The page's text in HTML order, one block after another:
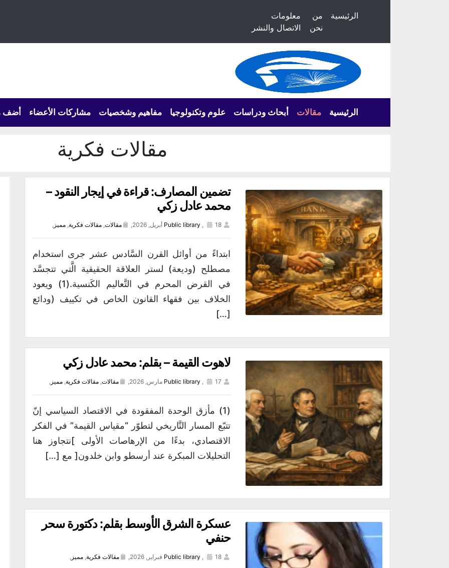
الرئيسية
من
نحن
معلومات
الاتصال والنشر
الرئيسية مقالات أبحاث ودراسات علوم وتكنولوجيا مفاهيم وشخصيات مشاركات الأعضاء أضف
مقالات فكرية
تضمين المصارف: قراءة في إيجار النقود –
محمد عادل زكي
Public library , 18 أبريل, 2026, مقالات,مقالات فكرية,مميز,
ابتداءً من أوائل القرن السَّادس عشر جرى استخدام
مصطلح (وديعة) لستر العلاقة الحقيقية الَّتي تتجسَّد
في القرض المحرم في التَّعاليم الكَنسية.(1) ويعود
الخلاف بين فقهاء القانون الخاص في تكييف (ودائع
[…]
لاهوت القيمة – بقلم: محمد عادل زكي
Public library , 17 مارس, 2026, مقالات,مقالات فكرية,مميز,
(1) مأزق الوحدة المفقودة في الاقتصاد السياسي إنّ
تتبّع المسار التَّاريخي لتطوّر “مقياس القيمة” في الفكر
الاقتصادي، بدءًا من الإرهاصات الأولى ]نتجاوز هنا
التحليلات المبكرة عند أرسطو وابن خلدون[ مع […]
عسكرة الشرق الأوسط بقلم: دكتورة سحر
حنفي
Public library , 18 فبراير, 2026, مقالات فكرية,مميز,